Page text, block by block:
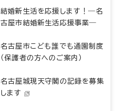
結婚新生活を応援します！―名
古屋市結婚新生活応援事業―
名古屋市こども誰でも通園制度
（保護者の方へのご案内）
名古屋城現天守閣の記録を募集
します